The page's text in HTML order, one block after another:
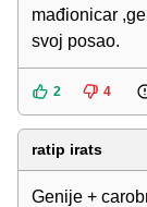
mađionicar
svoj posao.
2 4
ratip irats
Genije +